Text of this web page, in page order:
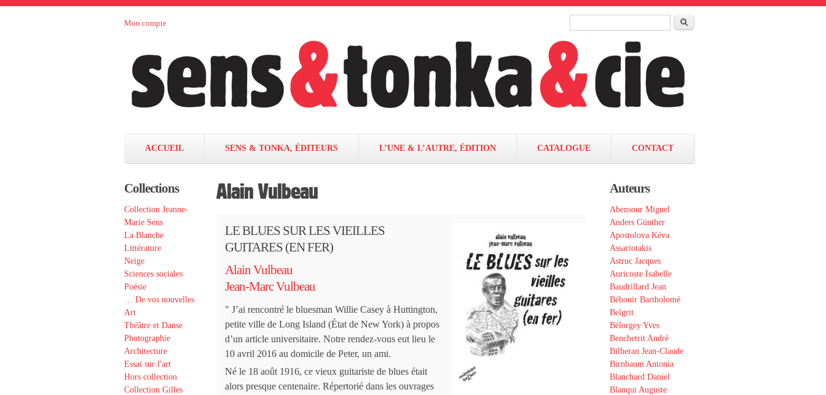
Rechercher
Mon compte
Sens et
Tonka
éditeurs
d’édition
française
ACCUEIL SENS & TONKA, ÉDITEURS L’UNE & L’AUTRE, ÉDITION CATALOGUE CONTACT
Collections
Collection Jeanne-
Marie Sens
La Blanche
Littérature
Neige
Sciences sociales
Poésie
… De vos nouvelles
Art
Théâtre et Danse
Photographie
Architecture
Essai sur l'art
Hors collection
Collection Gilles
Alain Vulbeau
LE BLUES SUR LES VIEILLES
GUITARES (EN FER)
Alain Vulbeau
Jean-Marc Vulbeau
" J’ai rencontré le bluesman Willie Casey à Huttington,
petite ville de Long Island (État de New York) à propos
d’un article universitaire. Notre rendez-vous eut lieu le
10 avril 2016 au domicile de Peter, un ami.
Né le 18 août 1916, ce vieux guitariste de blues était
alors presque centenaire. Répertorié dans les ouvrages
Auteurs
Abensour Miguel
Anders Günther
Apostolova Kéva
Assariotakis
Astruc Jacques
Auricoste Isabelle
Baudrillard Jean
Béhouir Bartholomé
Belgrit
Bélorgey Yves
Benchetrit André
Bilheran Jean-Claude
Birnbaum Antonia
Blanchard Daniel
Blanqui Auguste